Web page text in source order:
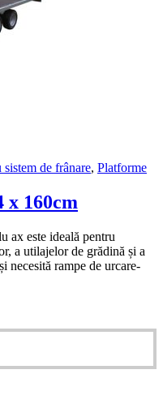
de frânare, Platforme
x 160cm
ax este ideală pentru
a utilajelor de grădină și a
necesită rampe de urcare-